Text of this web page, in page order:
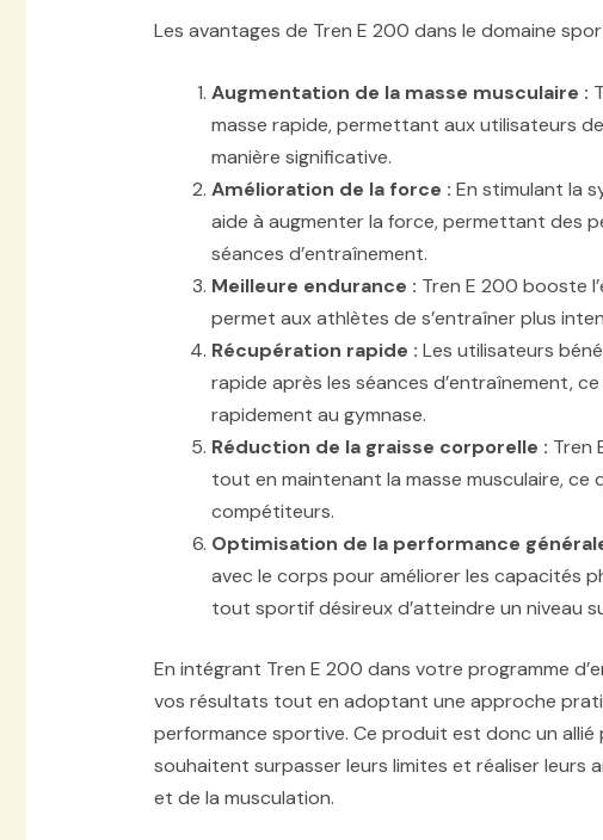
Les avantages de Tren E 200 dans le domaine
Augmentation de la masse musculaire :
masse rapide, permettant aux utilisateurs
manière significative.
Amélioration de la force : En stimulant la
aide à augmenter la force, permettant des
séances d’entraînement.
Meilleure endurance : Tren E 200 booste
permet aux athlètes de s’entraîner plus
Récupération rapide : Les utilisateurs
rapide après les séances d’entraînement,
rapidement au gymnase.
Réduction de la graisse corporelle : Tren
tout en maintenant la masse musculaire, ce
compétiteurs.
Optimisation de la performance
avec le corps pour améliorer les capacités
tout sportif désireux d’atteindre un niveau
En intégrant Tren E 200 dans votre programme
vos résultats tout en adoptant une approche
performance sportive. Ce produit est donc un
souhaitent surpasser leurs limites et réaliser leurs
et de la musculation.